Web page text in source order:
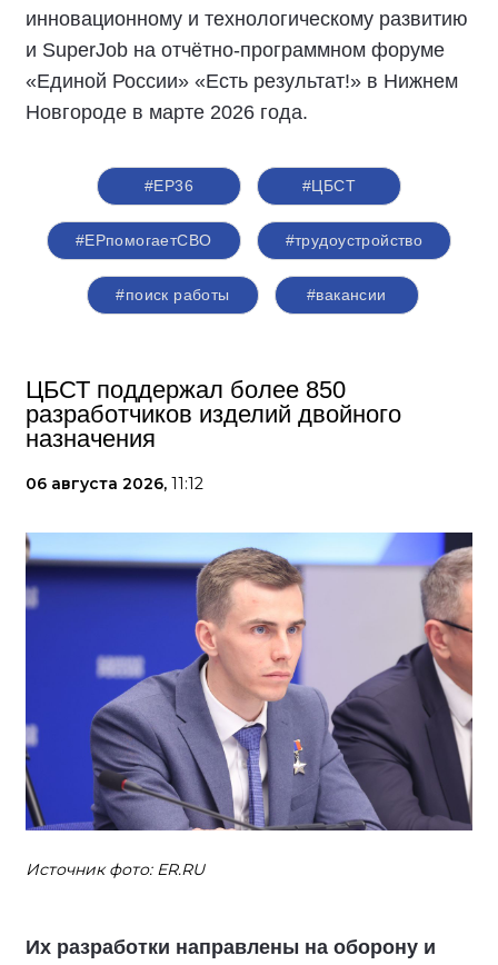
инновационному и технологическому развитию
и SuperJob на отчётно-программном форуме
«Единой России» «Есть результат!» в Нижнем
Новгороде в марте 2026 года.
#ЕР36 #ЦБСТ
#ЕРпомогаетСВО #трудоустройство
#поиск работы #вакансии
ЦБСТ поддержал более 850
разработчиков изделий двойного
назначения
06 августа 2026, 11:12
Источник фото: ER.RU
Их разработки направлены на оборону и